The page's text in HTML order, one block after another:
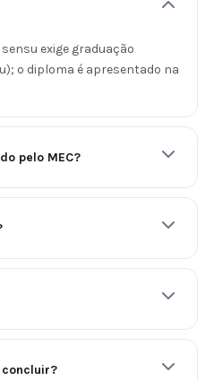
exige graduação
o diploma é apresentado na
pelo MEC?
concluir?